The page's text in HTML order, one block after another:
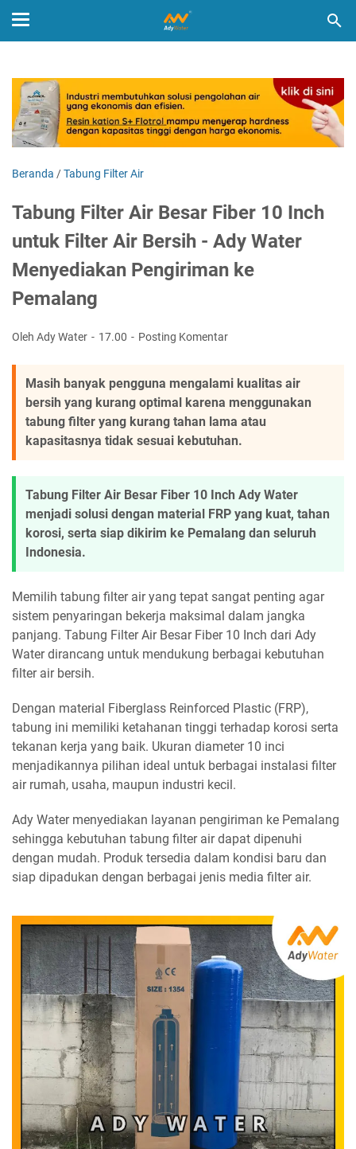
Beranda /Tabung Filter Air
Tabung Filter Air Besar Fiber 10 Inch
untuk Filter Air Bersih - Ady Water
Menyediakan Pengiriman ke
Pemalang
Oleh Ady Water 17.00 Posting Komentar
Masih banyak pengguna mengalami kualitas air
bersih yang kurang optimal karena menggunakan
tabung filter yang kurang tahan lama atau
kapasitasnya tidak sesuai kebutuhan.
Tabung Filter Air Besar Fiber 10 Inch Ady Water
menjadi solusi dengan material FRP yang kuat, tahan
korosi, serta siap dikirim ke Pemalang dan seluruh
Indonesia.
Memilih tabung filter air yang tepat sangat penting agar
sistem penyaringan bekerja maksimal dalam jangka
panjang. Tabung Filter Air Besar Fiber 10 Inch dari Ady
Water dirancang untuk mendukung berbagai kebutuhan
filter air bersih.
Dengan material Fiberglass Reinforced Plastic (FRP),
tabung ini memiliki ketahanan tinggi terhadap korosi serta
tekanan kerja yang baik. Ukuran diameter 10 inci
menjadikannya pilihan ideal untuk berbagai instalasi filter
air rumah, usaha, maupun industri kecil.
Ady Water menyediakan layanan pengiriman ke Pemalang
sehingga kebutuhan tabung filter air dapat dipenuhi
dengan mudah. Produk tersedia dalam kondisi baru dan
siap dipadukan dengan berbagai jenis media filter air.